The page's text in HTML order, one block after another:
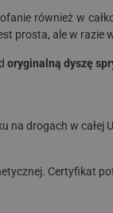
również w
prosta, ale w razie
oryginalną dyszę
na drogach w całej
Certyfikat